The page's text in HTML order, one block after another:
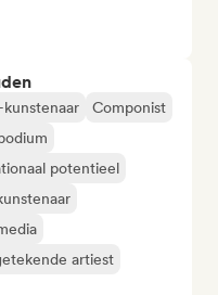
kunstenaar
Componist
potentieel
artiest